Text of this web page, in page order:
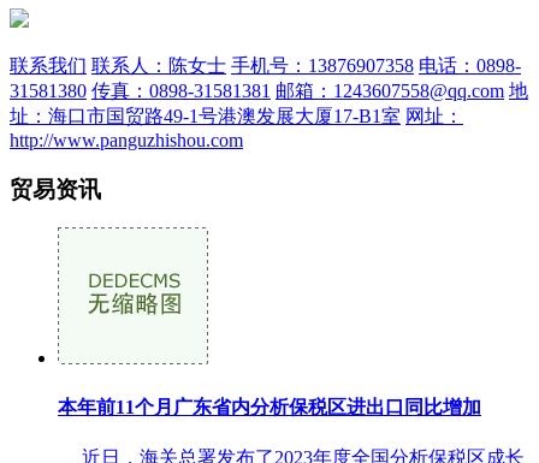
联系我们 联系人：陈女士 手机号：13876907358 电话：0898-
31581380 传真：0898-31581381 邮箱：1243607558@qq.com 地
址：海口市国贸路49-1号港澳发展大厦17-B1室 网址：
http://www.panguzhishou.com
贸易资讯
本年前11个月广东省内分析保税区进出口同比增加
近日，海关总署发布了2023年度全国分析保税区成长